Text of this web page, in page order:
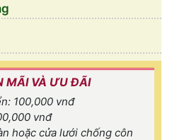
MÃI VÀ ƯU ĐÃI
100,000 vnđ
vnđ
hoặc cửa lưới chống côn